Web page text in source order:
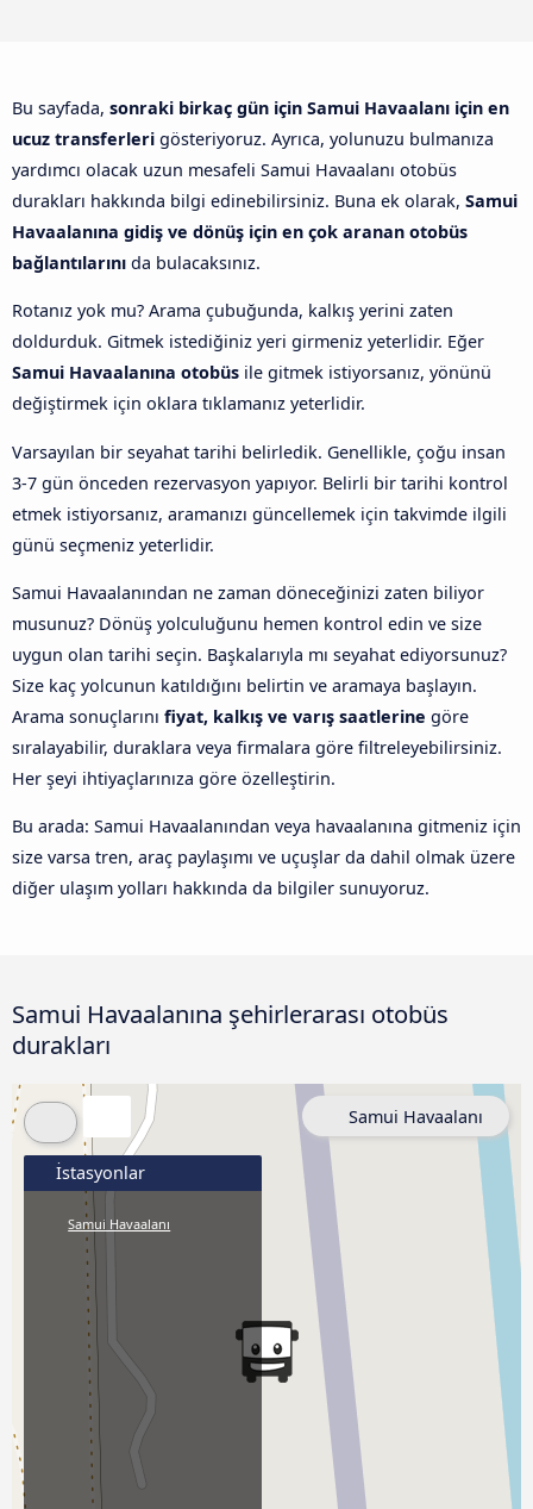
Bu sayfada, sonraki birkaç gün için Samui Havaalanı için en
ucuz transferleri gösteriyoruz. Ayrıca, yolunuzu bulmanıza
yardımcı olacak uzun mesafeli Samui Havaalanı otobüs
durakları hakkında bilgi edinebilirsiniz. Buna ek olarak, Samui
Havaalanına gidiş ve dönüş için en çok aranan otobüs
bağlantılarını da bulacaksınız.
Rotanız yok mu? Arama çubuğunda, kalkış yerini zaten
doldurduk. Gitmek istediğiniz yeri girmeniz yeterlidir. Eğer
Samui Havaalanına otobüs ile gitmek istiyorsanız, yönünü
değiştirmek için oklara tıklamanız yeterlidir.
Varsayılan bir seyahat tarihi belirledik. Genellikle, çoğu insan
3-7 gün önceden rezervasyon yapıyor. Belirli bir tarihi kontrol
etmek istiyorsanız, aramanızı güncellemek için takvimde ilgili
günü seçmeniz yeterlidir.
Samui Havaalanından ne zaman döneceğinizi zaten biliyor
musunuz? Dönüş yolculuğunu hemen kontrol edin ve size
uygun olan tarihi seçin. Başkalarıyla mı seyahat ediyorsunuz?
Size kaç yolcunun katıldığını belirtin ve aramaya başlayın.
Arama sonuçlarını fiyat, kalkış ve varış saatlerine göre
sıralayabilir, duraklara veya firmalara göre filtreleyebilirsiniz.
Her şeyi ihtiyaçlarınıza göre özelleştirin.
Bu arada: Samui Havaalanından veya havaalanına gitmeniz için
size varsa tren, araç paylaşımı ve uçuşlar da dahil olmak üzere
diğer ulaşım yolları hakkında da bilgiler sunuyoruz.
Samui Havaalanına şehirlerarası otobüs
durakları
İstasyonlar
Samui Havaalanı
Samui Havaalanı